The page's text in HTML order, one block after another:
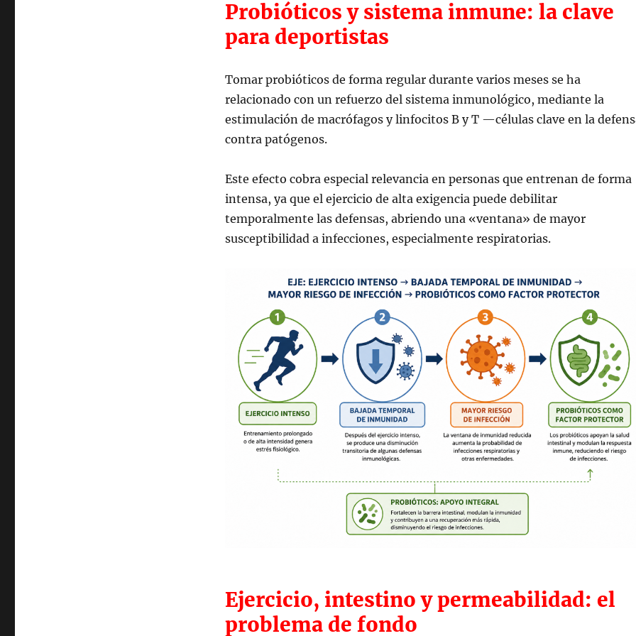
Probióticos y sistema inmune: la clave
para deportistas
Tomar probióticos de forma regular durante varios meses se ha
relacionado con un refuerzo del sistema inmunológico, mediante la
estimulación de macrófagos y linfocitos B y T —células clave en la
contra patógenos.
Este efecto cobra especial relevancia en personas que entrenan de forma
intensa, ya que el ejercicio de alta exigencia puede debilitar
temporalmente las defensas, abriendo una «ventana» de mayor
susceptibilidad a infecciones, especialmente respiratorias.
Ejercicio, intestino y permeabilidad: el
problema de fondo